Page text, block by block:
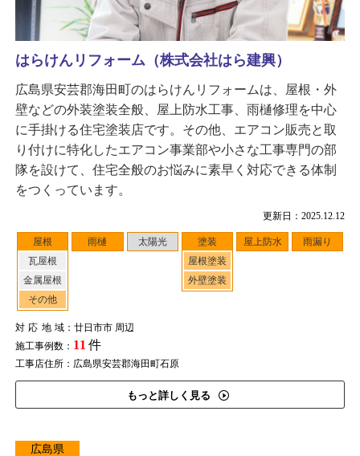
更新日：2025.12.12
屋根
瓦屋根
金属屋根
その他
雨樋 太陽光
塗装
屋根塗装
外壁塗装
屋上防水 雨漏り
対応地域：廿日市市 周辺
施工事例数： 11 件
工事店住所：広島県安芸郡海田町石原
もっと詳しく見る
はらけんリフォーム（株式会社はら建興）
広島県安芸郡海田町のはらけんリフォームは、屋根・外
壁などの外装塗装全般、屋上防水工事、雨樋修理を中心
に手掛ける住宅塗装店です。その他、エアコン販売と取
り付けに特化したエアコン事業部や小さな工事専門の部
隊を設けて、住宅全般のお悩みに素早く対応できる体制
をつくっています。
広島県